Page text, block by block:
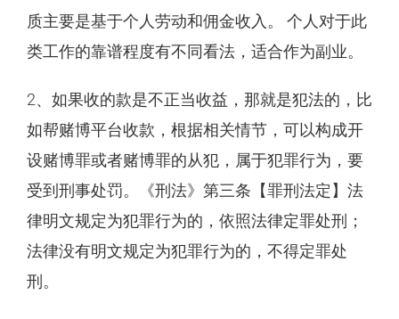
质主要是基于个人劳动和佣金收入。 个人对于此
类工作的靠谱程度有不同看法，适合作为副业。
2、如果收的款是不正当收益，那就是犯法的，比
如帮赌博平台收款，根据相关情节，可以构成开
设赌博罪或者赌博罪的从犯，属于犯罪行为，要
受到刑事处罚。《刑法》第三条【罪刑法定】法
律明文规定为犯罪行为的，依照法律定罪处刑；
法律没有明文规定为犯罪行为的，不得定罪处
刑。